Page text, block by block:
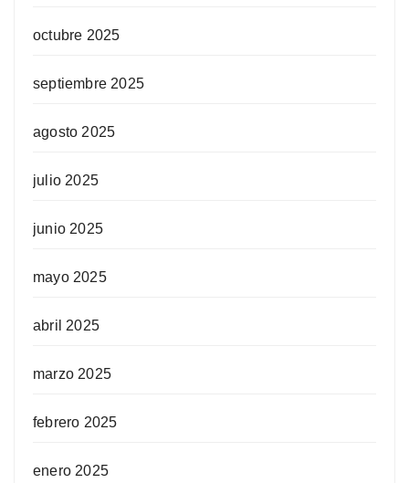
octubre 2025
septiembre 2025
agosto 2025
julio 2025
junio 2025
mayo 2025
abril 2025
marzo 2025
febrero 2025
enero 2025